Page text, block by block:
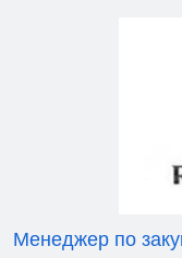
Менеджер по